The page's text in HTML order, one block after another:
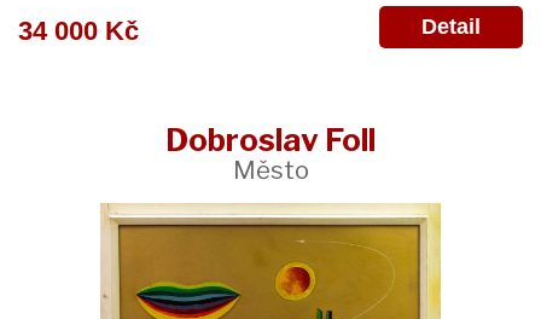
34 000 Kč Detail
Dobroslav Foll
Město